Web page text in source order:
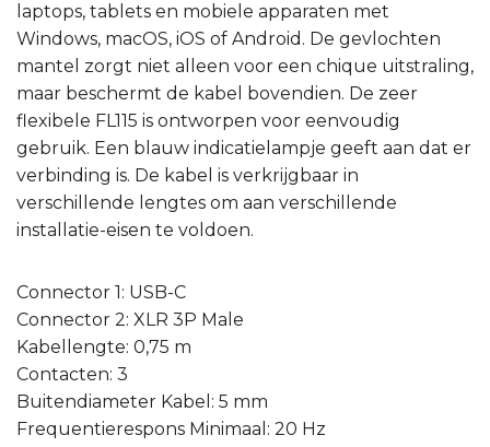
laptops, tablets en mobiele apparaten met
Windows, macOS, iOS of Android. De gevlochten
mantel zorgt niet alleen voor een chique uitstraling,
maar beschermt de kabel bovendien. De zeer
flexibele FL115 is ontworpen voor eenvoudig
gebruik. Een blauw indicatielampje geeft aan dat er
verbinding is. De kabel is verkrijgbaar in
verschillende lengtes om aan verschillende
installatie-eisen te voldoen.
Connector 1: USB-C
Connector 2: XLR 3P Male
Kabellengte: 0,75 m
Contacten: 3
Buitendiameter Kabel: 5 mm
Frequentierespons Minimaal: 20 Hz